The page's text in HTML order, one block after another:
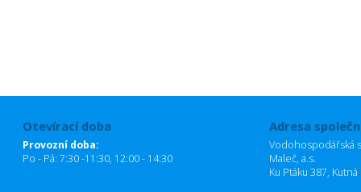
Otevírací doba
Provozní doba:
Po - Pá: 7:30 -11:30, 12:00 - 14:30
Adresa
Vodohospodářská
Maleč, a.s.
Ku Ptáku 387,